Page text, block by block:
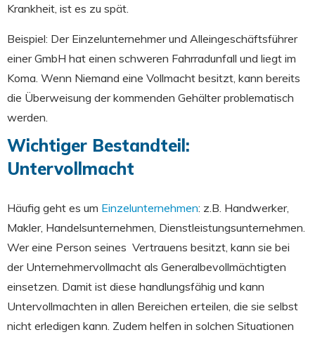
Krankheit, ist es zu spät.
Beispiel: Der Einzelunternehmer und Alleingeschäftsführer
einer GmbH hat einen schweren Fahrradunfall und liegt im
Koma. Wenn Niemand eine Vollmacht besitzt, kann bereits
die Überweisung der kommenden Gehälter problematisch
werden.
Wichtiger Bestandteil:
Untervollmacht
Häufig geht es um Einzelunternehmen: z.B. Handwerker,
Makler, Handelsunternehmen, Dienstleistungsunternehmen.
Wer eine Person seines Vertrauens besitzt, kann sie bei
der Unternehmervollmacht als Generalbevollmächtigten
einsetzen. Damit ist diese handlungsfähig und kann
Untervollmachten in allen Bereichen erteilen, die sie selbst
nicht erledigen kann. Zudem helfen in solchen Situationen